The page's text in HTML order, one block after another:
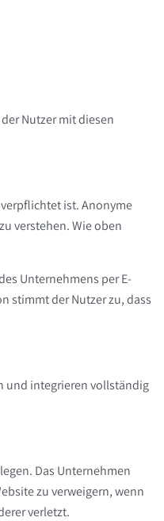
Nutzer mit diesen
ist. Anonyme
verstehen. Wie oben
Unternehmens per E-
stimmt der Nutzer zu, dass
und integrieren vollständig
Das Unternehmen
zu verweigern, wenn
verletzt.